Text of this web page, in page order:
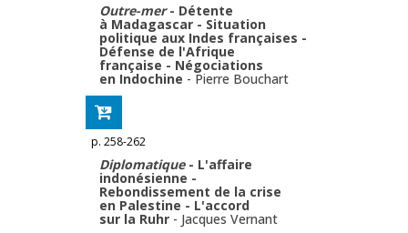
Outre-mer- Détente
à Madagascar - Situation
politique aux Indes françaises -
Défense de l'Afrique
française - Négociations
en Indochine -Pierre Bouchart
p. 258-262
Diplomatique - L'affaire
indonésienne -
Rebondissement de la crise
en Palestine - L'accord
sur la Ruhr - Jacques Vernant